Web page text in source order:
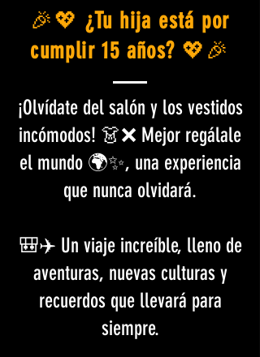
🎉💖 ¿Tu hija está por
cumplir 15 años? 💖🎉
¡Olvídate del salón y los vestidos
incómodos! 👗❌ Mejor regálale
el mundo 🌍✨, una experiencia
que nunca olvidará.
🎒✈️ Un viaje increíble, lleno de
aventuras, nuevas culturas y
recuerdos que llevará para
siempre.